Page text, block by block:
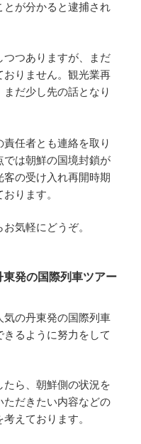
とが分かると逮捕され
つありますが、まだ
おりません。観光業再
だ少し先の話となり
任者とも連絡を取り
は朝鮮の国境封鎖が
の受け入れ再開時期
ります。
お気軽にどうぞ。
発の国際列車ツアー
の丹東発の国際列車
るように努力をして
ら、朝鮮側の状況を
ただきたい内容などの
考えております。